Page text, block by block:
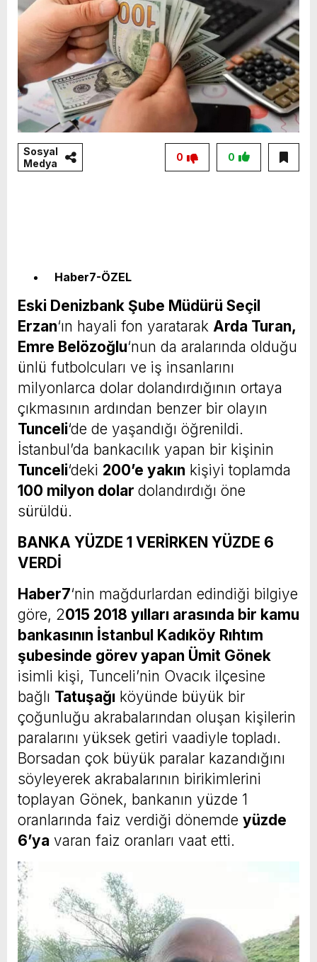
Sosyal
Medya
0
0
Haber7-ÖZEL
Eski Denizbank Şube Müdürü Seçil
Erzan‘ın hayali fon yaratarak Arda Turan,
Emre Belözoğlu‘nun da aralarında olduğu
ünlü futbolcuları ve iş insanlarını
milyonlarca dolar dolandırdığının ortaya
çıkmasının ardından benzer bir olayın
Tunceli‘de de yaşandığı öğrenildi.
İstanbul’da bankacılık yapan bir kişinin
Tunceli‘deki 200’e yakın kişiyi toplamda
100 milyon dolar dolandırdığı öne
sürüldü.
BANKA YÜZDE 1 VERİRKEN YÜZDE 6
VERDİ
Haber7‘nin mağdurlardan edindiği bilgiye
göre, 2015 2018 yılları arasında bir kamu
bankasının İstanbul Kadıköy Rıhtım
şubesinde görev yapan Ümit Gönek
isimli kişi, Tunceli’nin Ovacık ilçesine
bağlı Tatuşağı köyünde büyük bir
çoğunluğu akrabalarından oluşan kişilerin
paralarını yüksek getiri vaadiyle topladı.
Borsadan çok büyük paralar kazandığını
söyleyerek akrabalarının birikimlerini
toplayan Gönek, bankanın yüzde 1
oranlarında faiz verdiği dönemde yüzde
6’ya varan faiz oranları vaat etti.